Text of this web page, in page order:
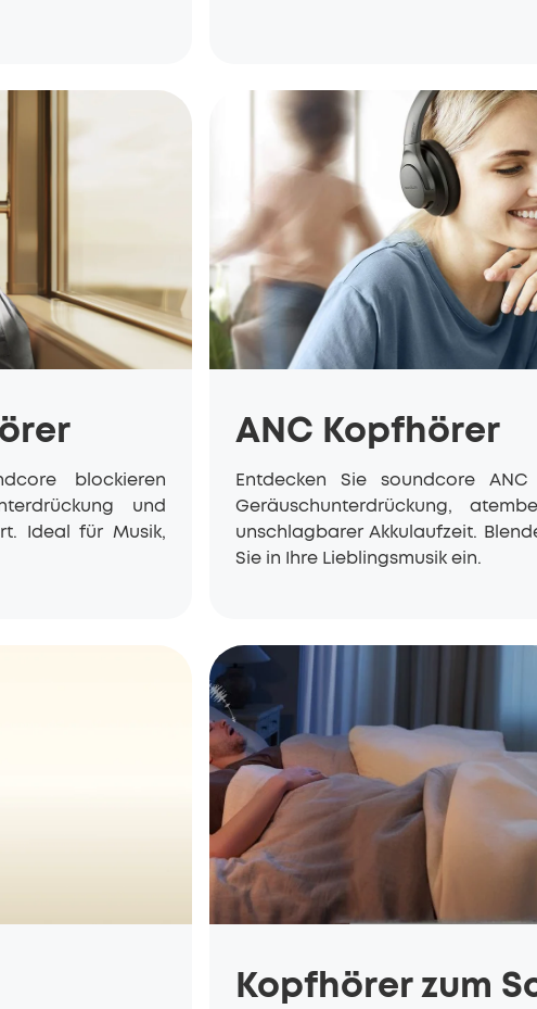
blockieren
und
Ideal für Musik,
ANC Kopfhörer
Entdecken Sie soundcore
Geräuschunterdrückung,
unschlagbarer Akkulaufzeit.
Sie in Ihre Lieblingsmusik ein.
Kopfhörer zum